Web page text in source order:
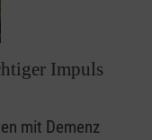
Impuls
mit Demenz